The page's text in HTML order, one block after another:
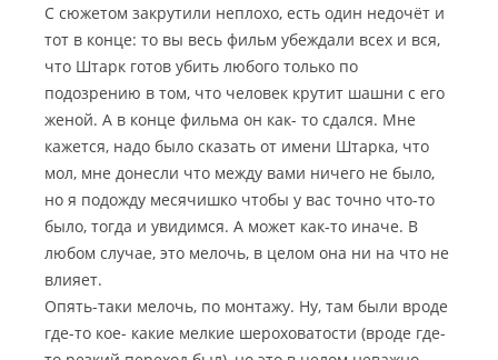
С сюжетом закрутили неплохо, есть один недочёт и
тот в конце: то вы весь фильм убеждали всех и вся,
что Штарк готов убить любого только по
подозрению в том, что человек крутит шашни с его
женой. А в конце фильма он как- то сдался. Мне
кажется, надо было сказать от имени Штарка, что
мол, мне донесли что между вами ничего не было,
но я подожду месячишко чтобы у вас точно что-то
было, тогда и увидимся. А может как-то иначе. В
любом случае, это мелочь, в целом она ни на что не
влияет.
Опять-таки мелочь, по монтажу. Ну, там были вроде
где-то кое- какие мелкие шероховатости (вроде где-